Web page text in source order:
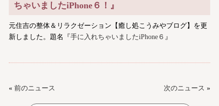
ちゃいましたiPhone６！』
元住吉の整体＆リラクゼーション【癒し処こうみやブログ】を更
新しました。題名『手に入れちゃいましたiPhone６ 』
« 前のニュース 次のニュース »